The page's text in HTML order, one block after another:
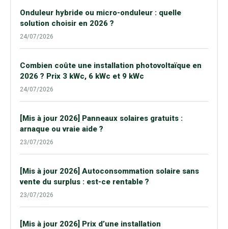
Onduleur hybride ou micro-onduleur : quelle
solution choisir en 2026 ?
24/07/2026
Combien coûte une installation photovoltaïque en
2026 ? Prix 3 kWc, 6 kWc et 9 kWc
24/07/2026
[Mis à jour 2026] Panneaux solaires gratuits :
arnaque ou vraie aide ?
23/07/2026
[Mis à jour 2026] Autoconsommation solaire sans
vente du surplus : est-ce rentable ?
23/07/2026
[Mis à jour 2026] Prix d’une installation